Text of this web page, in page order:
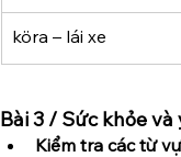
köra – lái xe
Bài 3 / Sức khỏe
Kiểm tra các từ